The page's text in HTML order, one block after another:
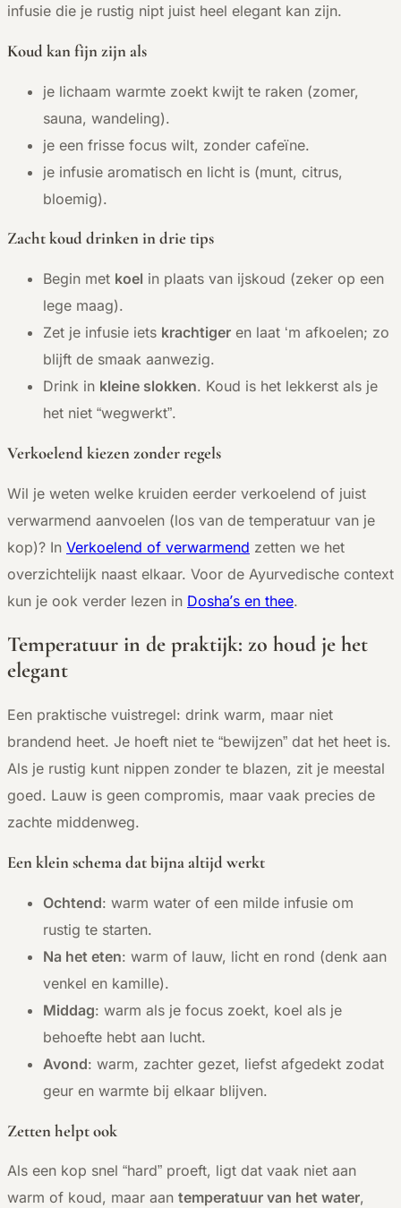
infusie die je rustig nipt juist heel elegant kan zijn.
Koud kan fijn zijn als
je lichaam warmte zoekt kwijt te raken (zomer,
sauna, wandeling).
je een frisse focus wilt, zonder cafeïne.
je infusie aromatisch en licht is (munt, citrus,
bloemig).
Zacht koud drinken in drie tips
Begin met koel in plaats van ijskoud (zeker op een
lege maag).
Zet je infusie iets krachtiger en laat ‘m afkoelen; zo
blijft de smaak aanwezig.
Drink in kleine slokken. Koud is het lekkerst als je
het niet “wegwerkt”.
Verkoelend kiezen zonder regels
Wil je weten welke kruiden eerder verkoelend of juist
verwarmend aanvoelen (los van de temperatuur van je
kop)? In Verkoelend of verwarmend zetten we het
overzichtelijk naast elkaar. Voor de Ayurvedische context
kun je ook verder lezen in Dosha’s en thee.
Temperatuur in de praktijk: zo houd je het
elegant
Een praktische vuistregel: drink warm, maar niet
brandend heet. Je hoeft niet te “bewijzen” dat het heet is.
Als je rustig kunt nippen zonder te blazen, zit je meestal
goed. Lauw is geen compromis, maar vaak precies de
zachte middenweg.
Een klein schema dat bijna altijd werkt
Ochtend: warm water of een milde infusie om
rustig te starten.
Na het eten: warm of lauw, licht en rond (denk aan
venkel en kamille).
Middag: warm als je focus zoekt, koel als je
behoefte hebt aan lucht.
Avond: warm, zachter gezet, liefst afgedekt zodat
geur en warmte bij elkaar blijven.
Zetten helpt ook
Als een kop snel “hard” proeft, ligt dat vaak niet aan
warm of koud, maar aan temperatuur van het water,